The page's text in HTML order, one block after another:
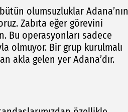
olumsuzluklar Adana’nın
Zabıta eğer görevini
Bu operasyonları sadece
olmuyor. Bir grup kurulmalı
akla gelen yer Adana’dır.